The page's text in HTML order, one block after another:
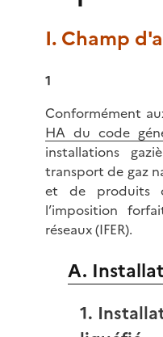
I. Champ
1
Conformément
HA du code
installations
transport de gaz
et de produits
l’imposition
réseaux (IFER).
A.
1.